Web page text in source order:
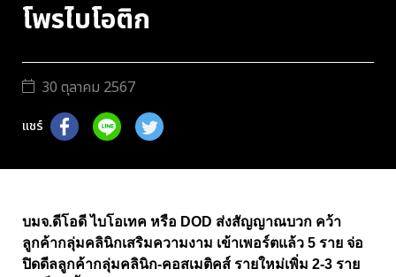
โพรไบโอติก
30 ตุลาคม 2567
แชร์
บมจ.ดีโอดี ไบโอเทค หรือ DOD ส่งสัญญาณบวก คว้า
ลูกค้ากลุ่มคลินิกเสริมความงาม เข้าเพอร์ตแล้ว 5 ราย จ่อ
ปิดดีลลูกค้ากลุ่มคลินิก-คอสเมติคส์ รายใหม่เพิ่ม 2-3 ราย